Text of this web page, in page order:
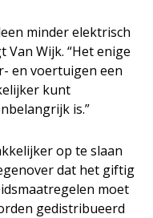
minder elektrisch
Van Wijk. “Het enige
en voertuigen een
kunt
is.”
op te slaan
dat het giftig
moet
gedistribueerd